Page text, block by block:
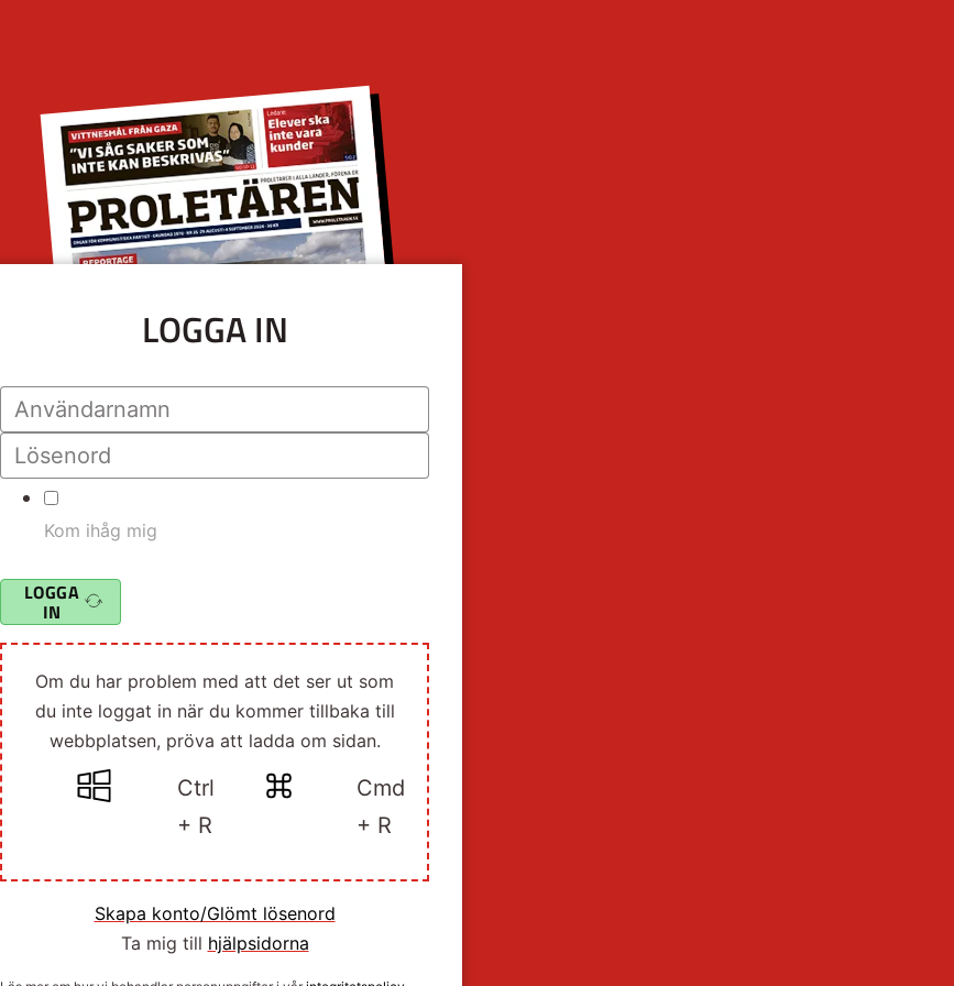
LOGGA IN
Kom ihåg mig
LOGGA
IN
Om du har problem med att det ser ut som
du inte loggat in när du kommer tillbaka till
webbplatsen, pröva att ladda om sidan.
Ctrl
+ R
Cmd
+ R
Skapa konto/Glömt lösenord
Ta mig till hjälpsidorna